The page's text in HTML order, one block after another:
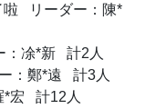
啦 リーダー：陳*
：凃*新 計2人
：鄭*遠 計3人
*宏 計12人